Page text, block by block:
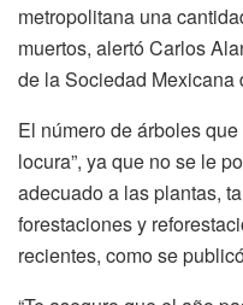
metropolitana una
muertos, alertó Carlos
de la Sociedad Mexicana
El número de árboles
locura”, ya que no se le
adecuado a las plantas,
forestaciones y
recientes, como se